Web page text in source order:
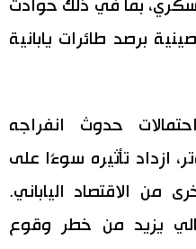
بما في ذلك حوادث
برصد طائرات يابانية
حدوث انفراجه
ازداد تأثيره سوءًا على
من الاقتصاد الياباني.
يزيد من خطر وقوع